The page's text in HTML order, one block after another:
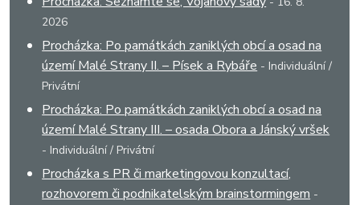
2026
Procházka: Po památkách zaniklých obcí a osad na
území Malé Strany II. – Písek a Rybáře - Individuální /
Privátní
Procházka: Po památkách zaniklých obcí a osad na
území Malé Strany III. – osada Obora a Jánský vršek
- Individuální / Privátní
Procházka s PR či marketingovou konzultací,
rozhovorem či podnikatelským brainstormingem -